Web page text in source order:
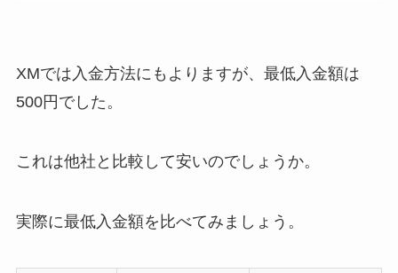
XMでは入金方法にもよりますが、最低入金額は
500円でした。
これは他社と比較して安いのでしょうか。
実際に最低入金額を比べてみましょう。